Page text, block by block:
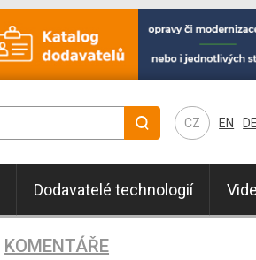
CZ EN DE
Dodavatelé technologií
KOMENTÁŘE